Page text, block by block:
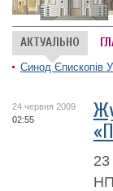
АКТУАЛЬНО
Синод Єпископів
24 червня 2009
02:55
23